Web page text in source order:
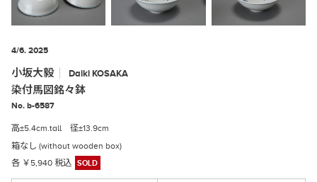
4/6. 2025
小坂大毅 Daiki KOSAKA
染付馬図銘々鉢
No. b-6587
高±5.4cm.tall 径±13.9cm
箱なし (without wooden box)
各 ￥5,940 税込
SOLD